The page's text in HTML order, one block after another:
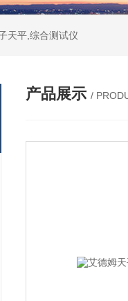
天平,综合测试仪
产品展示 /